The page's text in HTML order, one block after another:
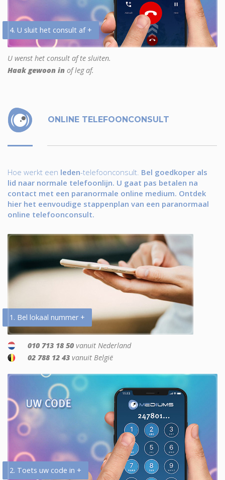
4. U sluit het consult af +
U wenst het consult af te sluiten.
Haak gewoon in of leg af.
ONLINE TELEFOONCONSULT
Hoe werkt een leden-telefoonconsult. Bel goedkoper als
lid naar normale telefoonlijn. U gaat pas betalen na
contact met een paranormale online medium. Ontdek
hier het eenvoudige stappenplan van een paranormaal
online telefoonconsult.
1. Bel lokaal nummer +
010 713 18 50 vanuit Nederland
02 788 12 43 vanuit België
2. Toets uw code in +